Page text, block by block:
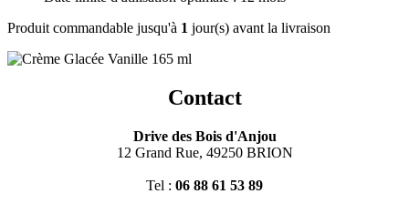
Produit commandable jusqu'à 1 jour(s) avant la livraison
Contact
Drive des Bois d'Anjou
12 Grand Rue, 49250 BRION
Tel : 06 88 61 53 89